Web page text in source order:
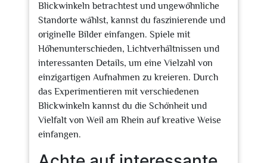
Blickwinkeln betrachtest und ungewöhnliche
Standorte wählst, kannst du faszinierende und
originelle Bilder einfangen. Spiele mit
Höhenunterschieden, Lichtverhältnissen und
interessanten Details, um eine Vielzahl von
einzigartigen Aufnahmen zu kreieren. Durch
das Experimentieren mit verschiedenen
Blickwinkeln kannst du die Schönheit und
Vielfalt von Weil am Rhein auf kreative Weise
einfangen.